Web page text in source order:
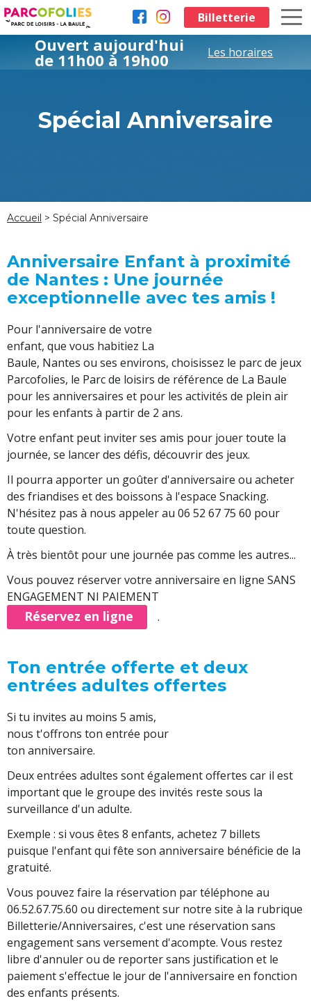
Aller au contenu principal
Ouvert aujourd'hui
de 11h00 à 19h00 Les horaires
Billetterie
Spécial Anniversaire
Accueil > Spécial Anniversaire
Anniversaire Enfant à proximité
de Nantes : Une journée
exceptionnelle avec tes amis !
Pour l'anniversaire de votre
enfant, que vous habitiez La
Baule, Nantes ou ses environs, choisissez le parc de jeux
Parcofolies, le Parc de loisirs de référence de La Baule
pour les anniversaires et pour les activités de plein air
pour les enfants à partir de 2 ans.
Votre enfant peut inviter ses amis pour jouer toute la
journée, se lancer des défis, découvrir des jeux.
Il pourra apporter un goûter d'anniversaire ou acheter
des friandises et des boissons à l'espace Snacking.
N'hésitez pas à nous appeler au 06 52 67 75 60 pour
toute question.
À très bientôt pour une journée pas comme les autres...
Vous pouvez réserver votre anniversaire en ligne SANS
ENGAGEMENT NI PAIEMENT
Réservez en ligne .
Ton entrée offerte et deux
entrées adultes offertes
Si tu invites au moins 5 amis,
nous t'offrons ton entrée pour
ton anniversaire.
Deux entrées adultes sont également offertes car il est
important que le groupe des invités reste sous la
surveillance d'un adulte.
Exemple : si vous êtes 8 enfants, achetez 7 billets
puisque l'enfant qui fête son anniversaire bénéficie de la
gratuité.
Vous pouvez faire la réservation par téléphone au
06.52.67.75.60 ou directement sur notre site à la rubrique
Billetterie/Anniversaires, c'est une réservation sans
engagement sans versement d'acompte. Vous restez
libre d'annuler ou de reporter sans justification et le
paiement s'effectue le jour de l'anniversaire en fonction
des enfants présents.